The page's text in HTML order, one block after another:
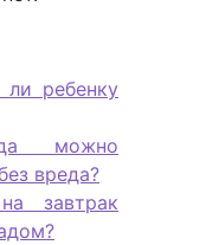
ребенку
можно
вреда?
завтрак